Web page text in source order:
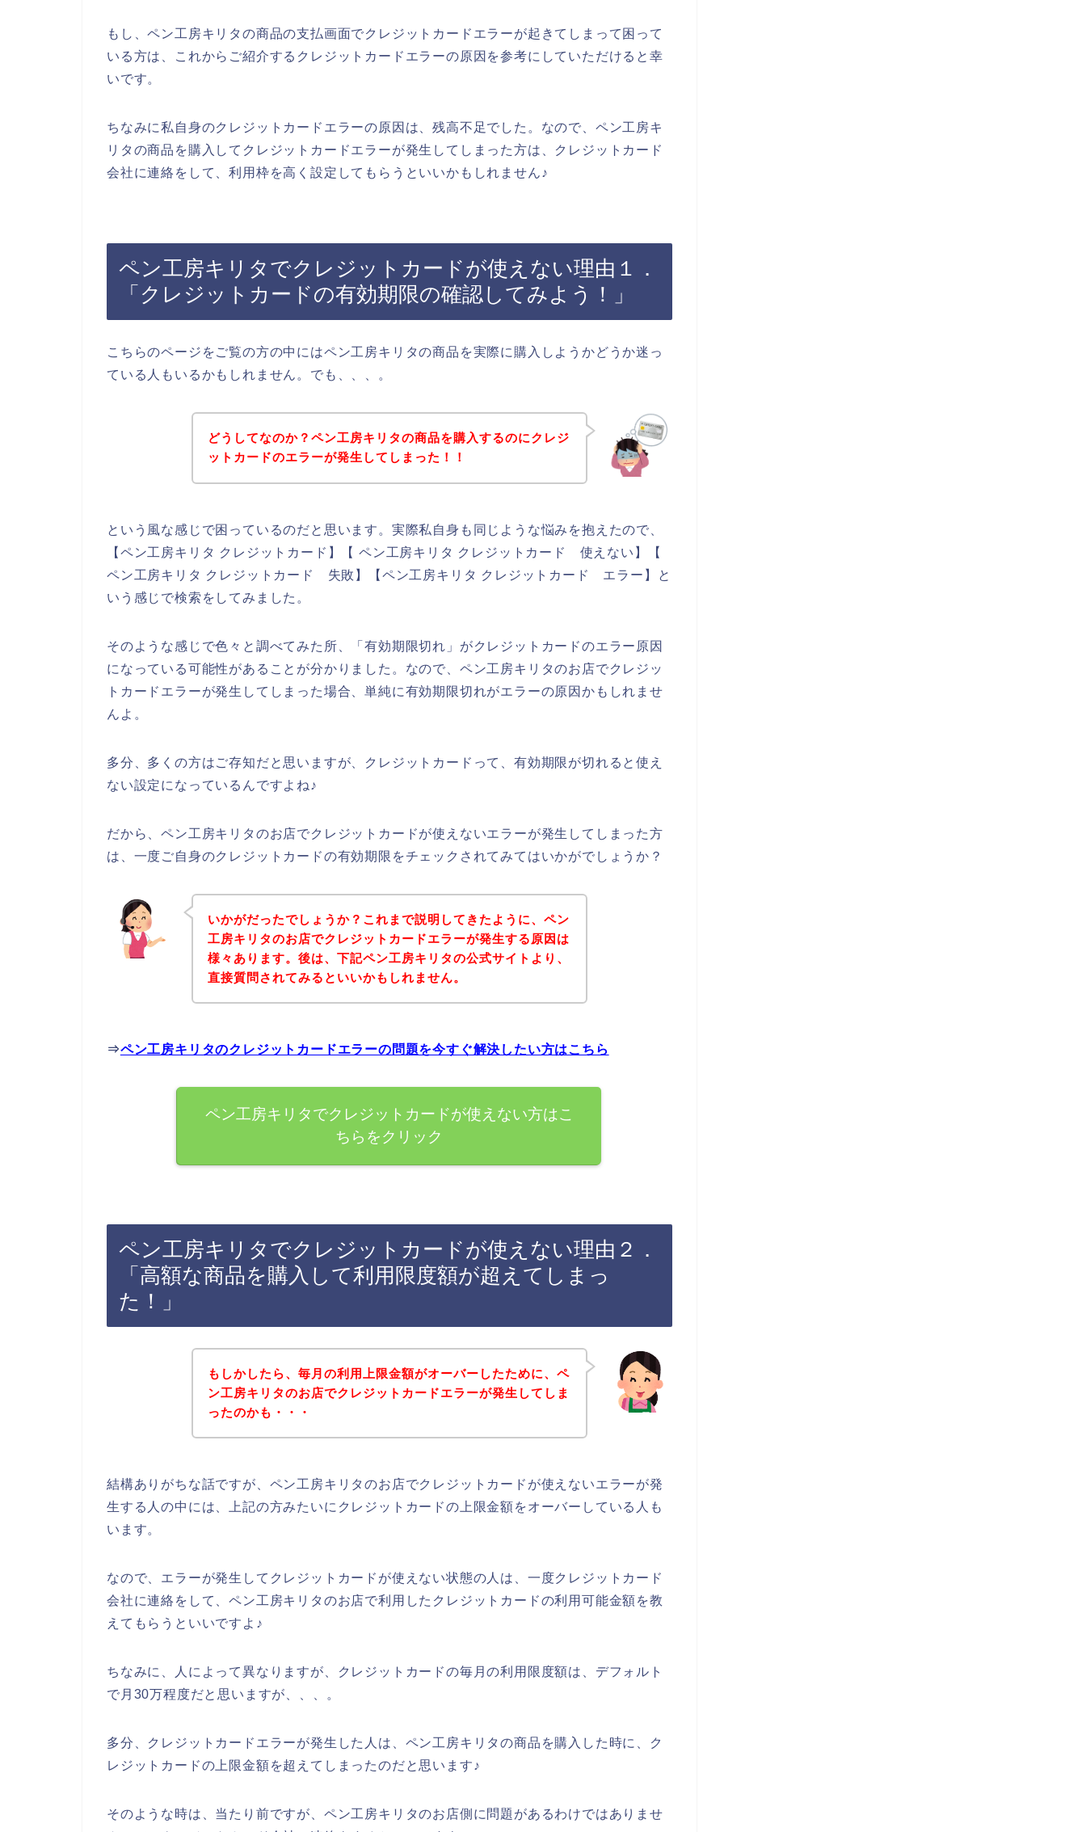
もし、ペン工房キリタの商品の支払画面でクレジットカードエラーが起きてしまって困って
いる方は、これからご紹介するクレジットカードエラーの原因を参考にしていただけると幸
いです。
ちなみに私自身のクレジットカードエラーの原因は、残高不足でした。なので、ペン工房キ
リタの商品を購入してクレジットカードエラーが発生してしまった方は、クレジットカード
会社に連絡をして、利用枠を高く設定してもらうといいかもしれません♪
ペン工房キリタでクレジットカードが使えない理由１．
「クレジットカードの有効期限の確認してみよう！」
こちらのページをご覧の方の中にはペン工房キリタの商品を実際に購入しようかどうか迷っ
ている人もいるかもしれません。でも、、、。
どうしてなのか？ペン工房キリタの商品を購入するのにクレジ
ットカードのエラーが発生してしまった！！
という風な感じで困っているのだと思います。実際私自身も同じような悩みを抱えたので、
【ペン工房キリタ クレジットカード】【 ペン工房キリタ クレジットカード 使えない】【
ペン工房キリタ クレジットカード 失敗】【ペン工房キリタ クレジットカード エラー】と
いう感じで検索をしてみました。
そのような感じで色々と調べてみた所、「有効期限切れ」がクレジットカードのエラー原因
になっている可能性があることが分かりました。なので、ペン工房キリタのお店でクレジッ
トカードエラーが発生してしまった場合、単純に有効期限切れがエラーの原因かもしれませ
んよ。
多分、多くの方はご存知だと思いますが、クレジットカードって、有効期限が切れると使え
ない設定になっているんですよね♪
だから、ペン工房キリタのお店でクレジットカードが使えないエラーが発生してしまった方
は、一度ご自身のクレジットカードの有効期限をチェックされてみてはいかがでしょうか？
いかがだったでしょうか？これまで説明してきたように、ペン
工房キリタのお店でクレジットカードエラーが発生する原因は
様々あります。後は、下記ペン工房キリタの公式サイトより、
直接質問されてみるといいかもしれません。
⇒ペン工房キリタのクレジットカードエラーの問題を今すぐ解決したい方はこちら
ペン工房キリタでクレジットカードが使えない方はこ
ちらをクリック
ペン工房キリタでクレジットカードが使えない理由２．
「高額な商品を購入して利用限度額が超えてしまっ
た！」
もしかしたら、毎月の利用上限金額がオーバーしたために、ペ
ン工房キリタのお店でクレジットカードエラーが発生してしま
ったのかも・・・
結構ありがちな話ですが、ペン工房キリタのお店でクレジットカードが使えないエラーが発
生する人の中には、上記の方みたいにクレジットカードの上限金額をオーバーしている人も
います。
なので、エラーが発生してクレジットカードが使えない状態の人は、一度クレジットカード
会社に連絡をして、ペン工房キリタのお店で利用したクレジットカードの利用可能金額を教
えてもらうといいですよ♪
ちなみに、人によって異なりますが、クレジットカードの毎月の利用限度額は、デフォルト
で月30万程度だと思いますが、、、。
多分、クレジットカードエラーが発生した人は、ペン工房キリタの商品を購入した時に、ク
レジットカードの上限金額を超えてしまったのだと思います♪
そのような時は、当たり前ですが、ペン工房キリタのお店側に問題があるわけではありませ